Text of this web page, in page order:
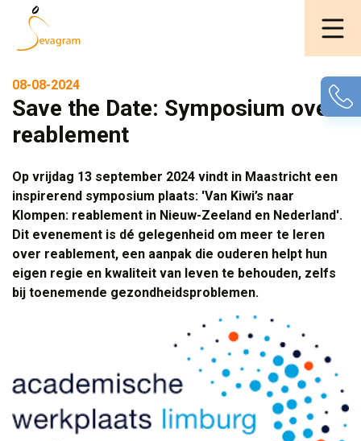
08-08-2024
Save the Date: Symposium over
reablement
Op vrijdag 13 september 2024 vindt in Maastricht een
inspirerend symposium plaats: 'Van Kiwi’s naar
Klompen: reablement in Nieuw-Zeeland en Nederland'.
Dit evenement is dé gelegenheid om meer te leren
over reablement, een aanpak die ouderen helpt hun
eigen regie en kwaliteit van leven te behouden, zelfs
bij toenemende gezondheidsproblemen.